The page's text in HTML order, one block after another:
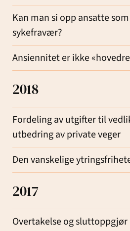
Kan man si opp ansatte
sykefravær?
Ansiennitet er ikke
2018
Fordeling av utgifter til
utbedring av private veger
Den vanskelige
2017
Overtakelse og